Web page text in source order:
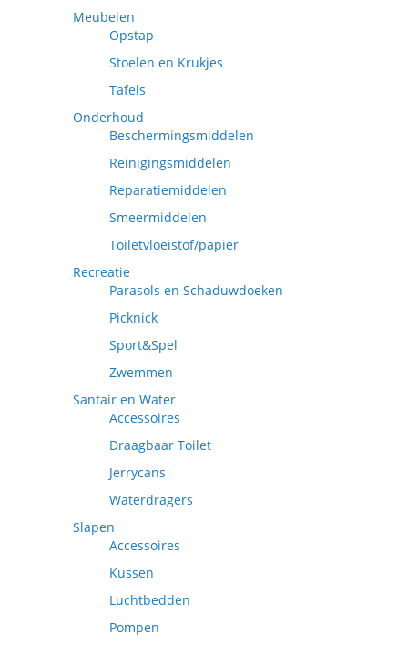
Meubelen
Opstap
Stoelen en Krukjes
Tafels
Onderhoud
Beschermingsmiddelen
Reinigingsmiddelen
Reparatiemiddelen
Smeermiddelen
Toiletvloeistof/papier
Recreatie
Parasols en Schaduwdoeken
Picknick
Sport&Spel
Zwemmen
Santair en Water
Accessoires
Draagbaar Toilet
Jerrycans
Waterdragers
Slapen
Accessoires
Kussen
Luchtbedden
Pompen